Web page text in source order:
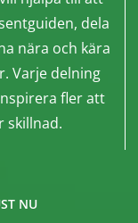
dela
nära och kära
Varje delning
fler att
skillnad.
NU